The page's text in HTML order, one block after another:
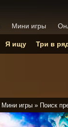
Мини игры » Поиск
Мини игры
Я ищу Три в